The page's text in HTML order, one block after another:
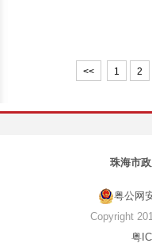
<< 1 2
珠海市
粤公网
Copyright
粤